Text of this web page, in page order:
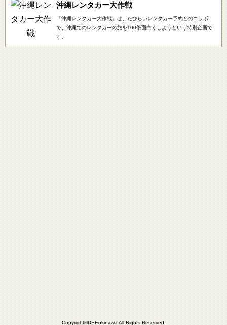
沖縄レンタカー大作戦
「沖縄レンタカー大作戦」は、たびらいレンタカー予約とのコラボ
で、沖縄でのレンタカーの旅を100倍面白くしようという特別企画で
す。
Copyright©DEEokinawa All Rights Reserved.